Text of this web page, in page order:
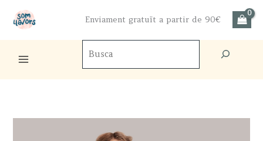
Enviament gratuït a partir de 90€